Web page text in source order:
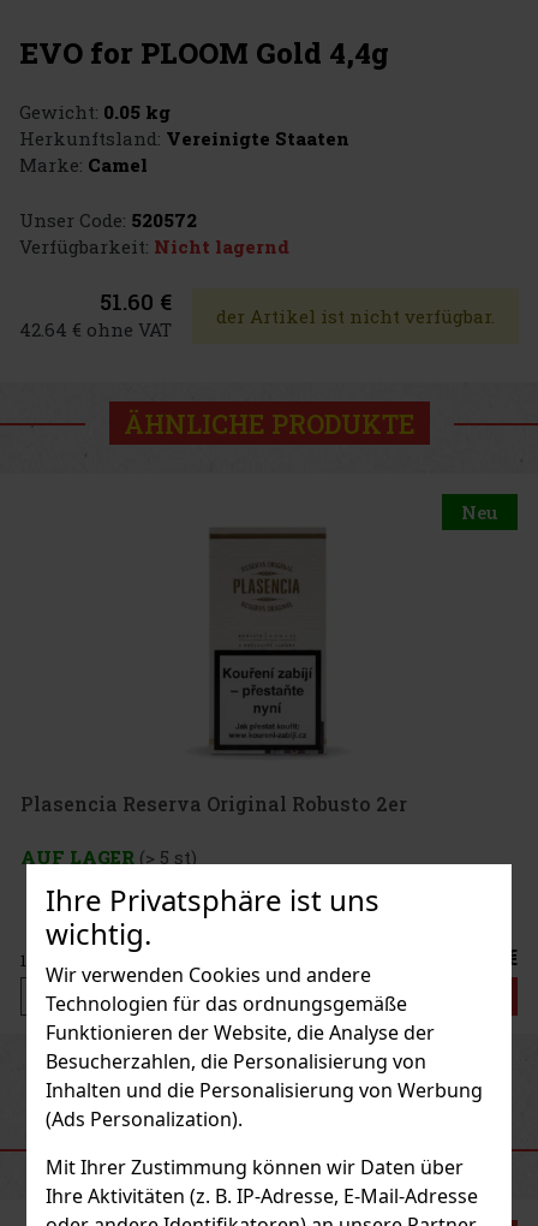
Ihre Privatsphäre ist uns
wichtig.
Wir verwenden Cookies und andere
Technologien für das ordnungsgemäße
Funktionieren der Website, die Analyse der
Besucherzahlen, die Personalisierung von
Inhalten und die Personalisierung von Werbung
(Ads Personalization).
Mit Ihrer Zustimmung können wir Daten über
Ihre Aktivitäten (z. B. IP-Adresse, E-Mail-Adresse
EVO for PLOOM Gold 4,4g
Gewicht: 0.05 kg
Herkunftsland: Vereinigte Staaten
Marke: Camel
Unser Code: 520572
Verfügbarkeit: Nicht lagernd
51.60 €
42.64 € ohne VAT
der Artikel ist nicht verfügbar.
ÄHNLICHE PRODUKTE
Neu
Plasencia Reserva Original Robusto 2er
AUF LAGER (> 5 st)
17.77 21.50 €
PreviousNext